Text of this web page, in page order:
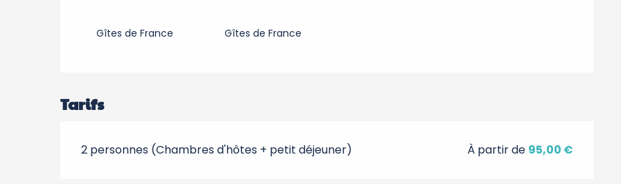
Gîtes de France Gîtes de France
Tarifs
2 personnes (Chambres d'hôtes + petit déjeuner) À partir de 95,00 €